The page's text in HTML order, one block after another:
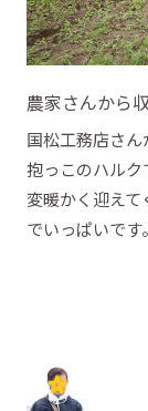
農家さんから
国松工務店さ
抱っこのハル
変暖かく迎え
でいっぱいです。